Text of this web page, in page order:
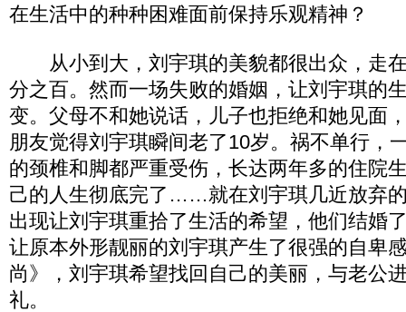
在生活中的种种困难面前保持乐观精神？
从小到大，刘宇琪的美貌都很出众，走
分之百。然而一场失败的婚姻，让刘宇琪的
变。父母不和她说话，儿子也拒绝和她见面
朋友觉得刘宇琪瞬间老了10岁。祸不单行，
的颈椎和脚都严重受伤，长达两年多的住院
己的人生彻底完了……就在刘宇琪几近放弃
出现让刘宇琪重拾了生活的希望，他们结婚
让原本外形靓丽的刘宇琪产生了很强的自卑
尚》，刘宇琪希望找回自己的美丽，与老公
礼。